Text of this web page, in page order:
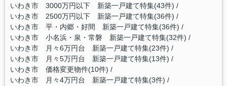
いわき市 3000万円以下 新築一戸建て特集(43件)
いわき市 2500万円以下 新築一戸建て特集(36件)
いわき市 平・内郷・好間 新築一戸建て特集(36件)
いわき市 小名浜・泉・常磐 新築一戸建て特集(32件)
いわき市 月々6万円台 新築一戸建て特集(23件)
いわき市 月々5万円台 新築一戸建て特集(13件)
いわき市 価格変更物件(10件)
いわき市 月々4万円台 新築一戸建て特集(3件)